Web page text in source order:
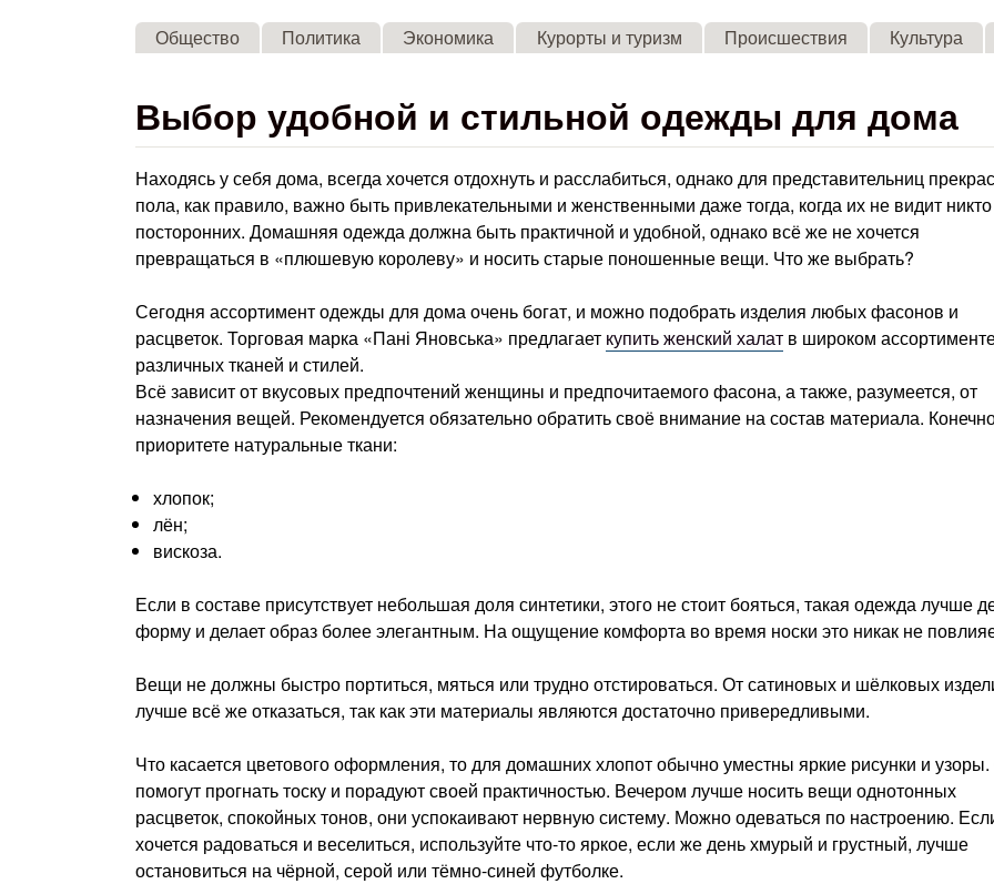
Skip to main content
Общество Политика Экономика Курорты и туризм Происшествия Культура
Выбор удобной и стильной одежды для дома
Находясь у себя дома, всегда хочется отдохнуть и расслабиться, однако для представительниц
пола, как правило, важно быть привлекательными и женственными даже тогда, когда их не видит
посторонних. Домашняя одежда должна быть практичной и удобной, однако всё же не хочется
превращаться в «плюшевую королеву» и носить старые поношенные вещи. Что же выбрать?
Сегодня ассортимент одежды для дома очень богат, и можно подобрать изделия любых фасонов и
расцветок. Торговая марка «Пані Яновська» предлагает купить женский халат в широком
различных тканей и стилей.
Всё зависит от вкусовых предпочтений женщины и предпочитаемого фасона, а также, разумеется, от
назначения вещей. Рекомендуется обязательно обратить своё внимание на состав материала.
приоритете натуральные ткани:
хлопок;
лён;
вискоза.
Если в составе присутствует небольшая доля синтетики, этого не стоит бояться, такая одежда лучше
форму и делает образ более элегантным. На ощущение комфорта во время носки это никак не
Вещи не должны быстро портиться, мяться или трудно отстироваться. От сатиновых и шёлковых
лучше всё же отказаться, так как эти материалы являются достаточно привередливыми.
Что касается цветового оформления, то для домашних хлопот обычно уместны яркие рисунки и
помогут прогнать тоску и порадуют своей практичностью. Вечером лучше носить вещи однотонных
расцветок, спокойных тонов, они успокаивают нервную систему. Можно одеваться по настроению.
хочется радоваться и веселиться, используйте что-то яркое, если же день хмурый и грустный, лучше
остановиться на чёрной, серой или тёмно-синей футболке.